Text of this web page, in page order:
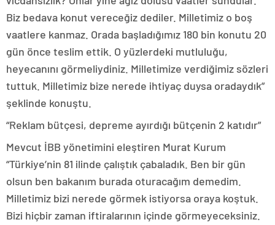
Biz bedava konut vereceğiz dediler. Milletimiz o boş
vaatlere kanmaz. Orada başladığımız 180 bin konutu 20
gün önce teslim ettik. O yüzlerdeki mutluluğu,
heyecanını görmeliydiniz. Milletimize verdiğimiz sözleri
tuttuk. Milletimiz bize nerede ihtiyaç duysa oradaydık”
şeklinde konuştu.
“Reklam bütçesi, depreme ayırdığı bütçenin 2 katıdır”
Mevcut İBB yönetimini eleştiren Murat Kurum
“Türkiye’nin 81 ilinde çalıştık çabaladık. Ben bir gün
olsun ben bakanım burada oturacağım demedim.
Milletimiz bizi nerede görmek istiyorsa oraya koştuk.
Bizi hiçbir zaman iftiralarının içinde görmeyeceksiniz.